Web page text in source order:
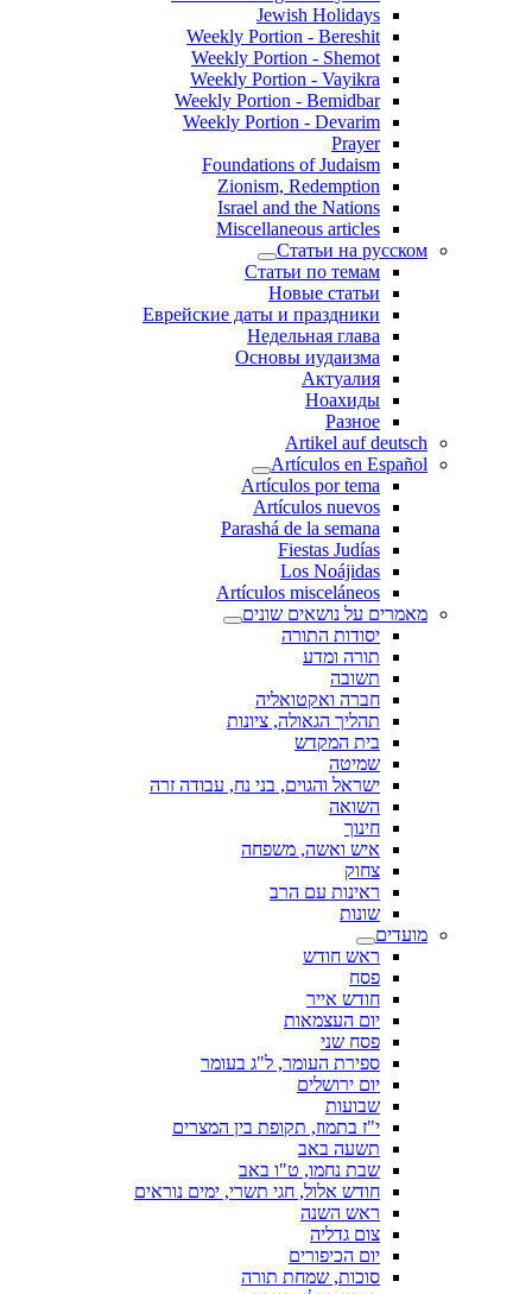
Jewish Holidays
Weekly Portion - Bereshit
Weekly Portion - Shemot
Weekly Portion - Vayikra
Weekly Portion - Bemidbar
Weekly Portion - Devarim
Prayer
Foundations of Judaism
Zionism, Redemption
Israel and the Nations
Miscellaneous articles
Статьи на русском
Статьи по темам
Новые статьи
Еврейские даты и праздники
Недельная глава
Основы иудаизма
Актуалия
Ноахиды
Разное
Artikel auf deutsch
Artículos en Español
Artículos por tema
Artículos nuevos
Parashá de la semana
Fiestas Judías
Los Noájidas
Artículos misceláneos
מאמרים על נושאים שונים
יסודות התורה
תורה ומדע
תשובה
חברה ואקטואליה
תהליך הגאולה, ציונות
בית המקדש
שמיטה
ישראל והגוים, בני נח, עבודה זרה
השואה
חינוך
איש ואשה, משפחה
צחוק
ראינות עם הרב
שונות
מועדים
ראש חודש
פסח
חודש אייר
יום העצמאות
פסח שני
ספירת העומר, ל"ג בעומר
יום ירושלים
שבועות
י"ז בתמוז, תקופת בין המצרים
תשעה באב
שבת נחמו, ט"ו באב
חודש אלול, חגי תשרי, ימים נוראים
ראש השנה
צום גדליה
יום הכיפורים
סוכות, שמחת תורה